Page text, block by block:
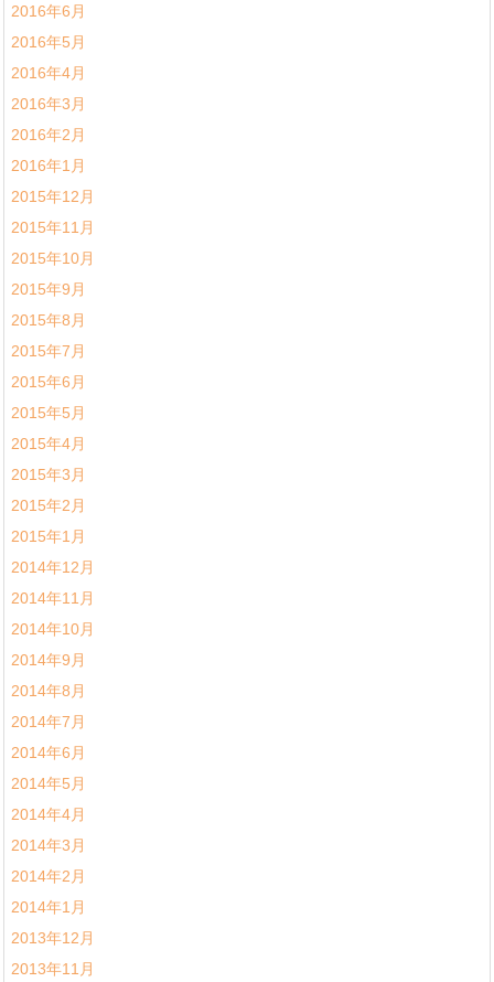
2016年6月
2016年5月
2016年4月
2016年3月
2016年2月
2016年1月
2015年12月
2015年11月
2015年10月
2015年9月
2015年8月
2015年7月
2015年6月
2015年5月
2015年4月
2015年3月
2015年2月
2015年1月
2014年12月
2014年11月
2014年10月
2014年9月
2014年8月
2014年7月
2014年6月
2014年5月
2014年4月
2014年3月
2014年2月
2014年1月
2013年12月
2013年11月